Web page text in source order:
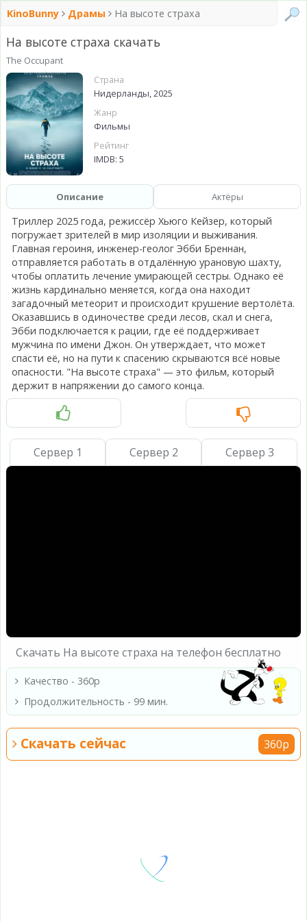
KinoBunny Драмы На высоте страха
На высоте страха скачать
The Occupant
Страна
Нидерланды, 2025
Жанр
Фильмы
Рейтинг
IMDB: 5
Описание Актёры
Триллер 2025 года, режиссёр Хьюго Кейзер, который
погружает зрителей в мир изоляции и выживания.
Главная героиня, инженер-геолог Эбби Бреннан,
отправляется работать в отдалённую урановую шахту,
чтобы оплатить лечение умирающей сестры. Однако её
жизнь кардинально меняется, когда она находит
загадочный метеорит и происходит крушение вертолёта.
Оказавшись в одиночестве среди лесов, скал и снега,
Эбби подключается к рации, где её поддерживает
мужчина по имени Джон. Он утверждает, что может
спасти её, но на пути к спасению скрываются всё новые
опасности. "На высоте страха" — это фильм, который
держит в напряжении до самого конца.
Сервер 1 Сервер 2 Сервер 3
Скачать На высоте страха на телефон бесплатно
Качество - 360p
Продолжительность - 99 мин.
Скачать сейчас 360p